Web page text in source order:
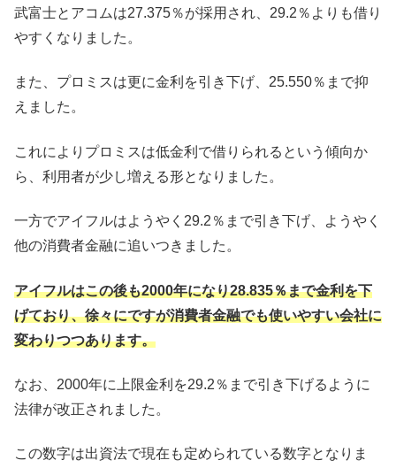
武富士とアコムは27.375％が採用され、29.2％よりも借り
やすくなりました。
また、プロミスは更に金利を引き下げ、25.550％まで抑
えました。
これによりプロミスは低金利で借りられるという傾向か
ら、利用者が少し増える形となりました。
一方でアイフルはようやく29.2％まで引き下げ、ようやく
他の消費者金融に追いつきました。
アイフルはこの後も2000年になり28.835％まで金利を下
げており、徐々にですが消費者金融でも使いやすい会社に
変わりつつあります。
なお、2000年に上限金利を29.2％まで引き下げるように
法律が改正されました。
この数字は出資法で現在も定められている数字となりま